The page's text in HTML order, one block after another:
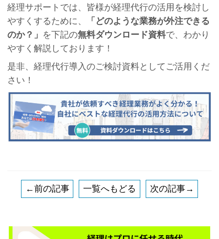
経理サポートでは、皆様が経理代行の活用を検討し
やすくするために、
「どのような業務が外注できる
のか？」 を下記の無料ダウンロード資料で、わかり
やすく解説しております！
是非、経理代行導入のご検討資料としてご活用くだ
さい！
←前の記事 一覧へもどる 次の記事→